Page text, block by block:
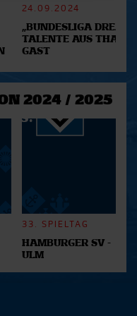
und Anzeigen zu
Medien anbieten
Informationen zu Ihrer
weiter. Unsere
möglicherweise mit
24.09.2024
„BUNDESLIGA DREAM
TALENTE AUS
GAST
2024 / 2025
33. SPIELTAG
HAMBURGER SV -
ULM